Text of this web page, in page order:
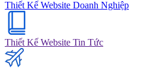
Thiết Kế Website Doanh Nghiệp
Thiết Kế Website Tin Tức